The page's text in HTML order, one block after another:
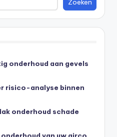
Zoeken
onderhoud aan gevels
risico-analyse binnen
onderhoud schade